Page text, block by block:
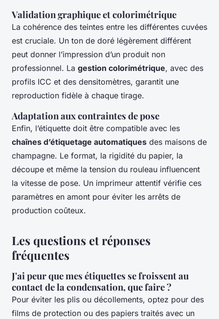
Validation graphique et colorimétrique
La cohérence des teintes entre les différentes cuvées
est cruciale. Un ton de doré légèrement différent
peut donner l’impression d’un produit non
professionnel. La gestion colorimétrique, avec des
profils ICC et des densitomètres, garantit une
reproduction fidèle à chaque tirage.
Adaptation aux contraintes de pose
Enfin, l’étiquette doit être compatible avec les
chaînes d’étiquetage automatiques des maisons de
champagne. Le format, la rigidité du papier, la
découpe et même la tension du rouleau influencent
la vitesse de pose. Un imprimeur attentif vérifie ces
paramètres en amont pour éviter les arrêts de
production coûteux.
Les questions et réponses
fréquentes
J'ai peur que mes étiquettes se froissent au
contact de la condensation, que faire ?
Pour éviter les plis ou décollements, optez pour des
films de protection ou des papiers traités avec un